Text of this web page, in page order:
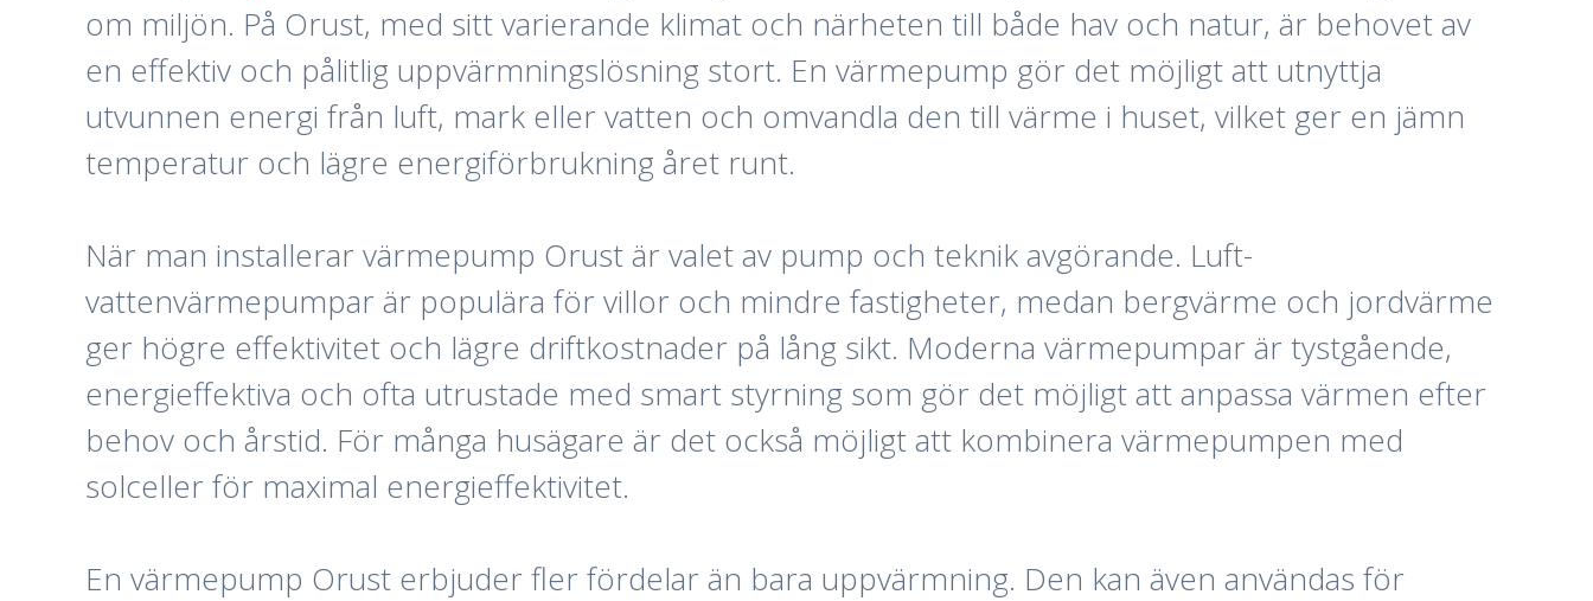
om miljön. På Orust, med sitt varierande klimat och närheten till både hav och natur, är behovet av
en effektiv och pålitlig uppvärmningslösning stort. En värmepump gör det möjligt att utnyttja
utvunnen energi från luft, mark eller vatten och omvandla den till värme i huset, vilket ger en jämn
temperatur och lägre energiförbrukning året runt.
När man installerar värmepump Orust är valet av pump och teknik avgörande. Luft-
vattenvärmepumpar är populära för villor och mindre fastigheter, medan bergvärme och jordvärme
ger högre effektivitet och lägre driftkostnader på lång sikt. Moderna värmepumpar är tystgående,
energieffektiva och ofta utrustade med smart styrning som gör det möjligt att anpassa värmen efter
behov och årstid. För många husägare är det också möjligt att kombinera värmepumpen med
solceller för maximal energieffektivitet.
En värmepump Orust erbjuder fler fördelar än bara uppvärmning. Den kan även användas för